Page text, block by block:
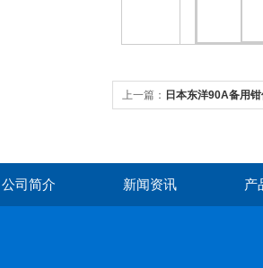
上一篇： 日本东洋90A备用
公司简介 新闻资讯 产